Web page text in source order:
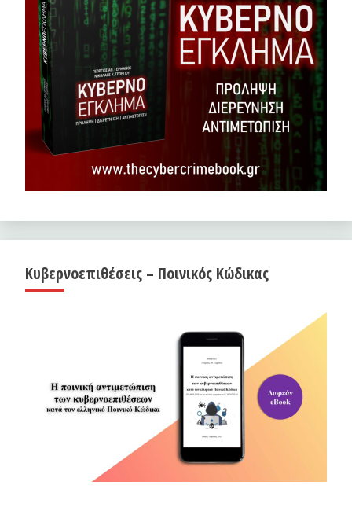
Κυβερνοεπιθέσεις – Ποινικός Κώδικας